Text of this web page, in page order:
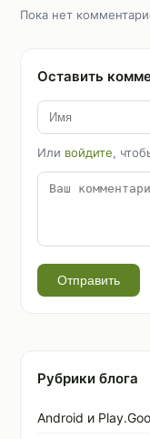
Пока нет
Оставить
Или войдите,
Отправить
Рубрики блога
Android и